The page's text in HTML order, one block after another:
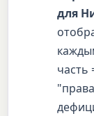
для
часть